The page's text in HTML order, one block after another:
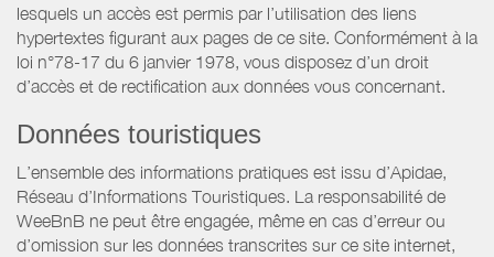
lesquels un accès est permis par l’utilisation des liens
hypertextes figurant aux pages de ce site. Conformément à la
loi n°78-17 du 6 janvier 1978, vous disposez d’un droit
d’accès et de rectification aux données vous concernant.
Données touristiques
L’ensemble des informations pratiques est issu d’Apidae,
Réseau d’Informations Touristiques. La responsabilité de
WeeBnB ne peut être engagée, même en cas d’erreur ou
d’omission sur les données transcrites sur ce site internet,